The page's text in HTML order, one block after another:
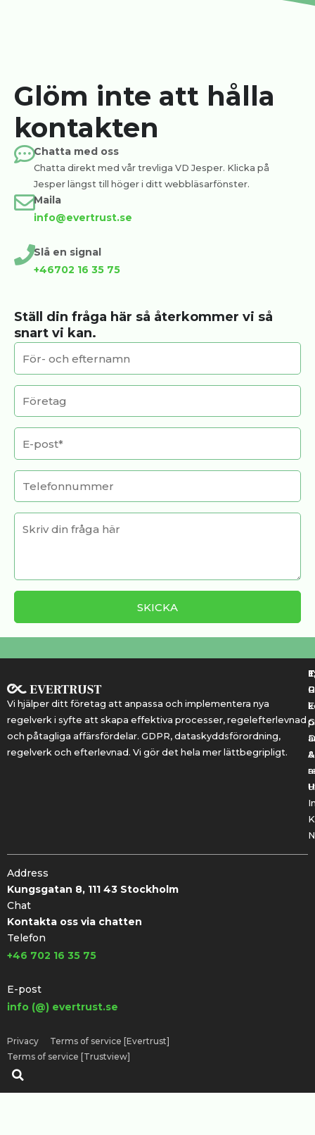
Glöm inte att hålla
kontakten
Chatta med oss
Chatta direkt med vår trevliga VD Jesper. Klicka på
Jesper längst till höger i ditt webbläsarfönster.
Maila
info@evertrust.se
Slå en signal
+46702 16 35 75
Ställ din fråga här så återkommer vi så
snart vi kan.
Vi hjälper ditt företag att anpassa och implementera nya
regelverk i syfte att skapa effektiva processer, regelefterlevnad
och påtagliga affärsfördelar. GDPR, dataskyddsförordning,
regelverk och efterlevnad. Vi gör det hela mer lättbegripligt.
&
Address
Kungsgatan 8, 111 43 Stockholm
Chat
Kontakta oss via chatten
Telefon
+46 702 16 35 75
E-post
info (@) evertrust.se
Privacy
Terms of service [Evertrust]
Terms of service [Trustview]
Sök